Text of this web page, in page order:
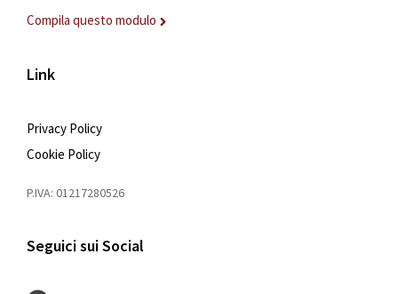
Compila questo modulo
Link
Privacy Policy
Cookie Policy
P.IVA: 01217280526
Seguici sui Social